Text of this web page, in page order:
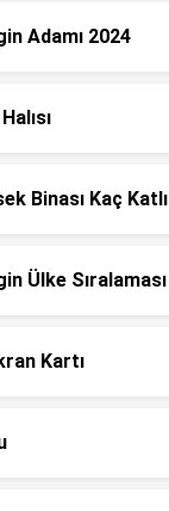
Adamı 2024
Binası Kaç Katlı
Ülke Sıralaması
Kartı